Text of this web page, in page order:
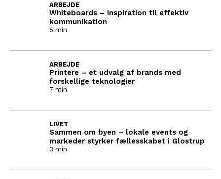
Whiteboards – inspiration til effektiv
kommunikation
ARBEJDE
5 min
Printere – et udvalg af brands med
forskellige teknologier
ARBEJDE
7 min
Sammen om byen – lokale events og
markeder styrker fællesskabet i Glostrup
LIVET
3 min